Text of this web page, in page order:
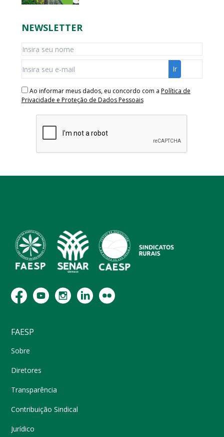
NEWSLETTER
Ao informar meus dados, eu concordo com a Política de
Privacidade e Proteção de Dados Pessoais
FAESP
Sobre
Diretores
Transparência
Contribuição Sindical
Jurídico